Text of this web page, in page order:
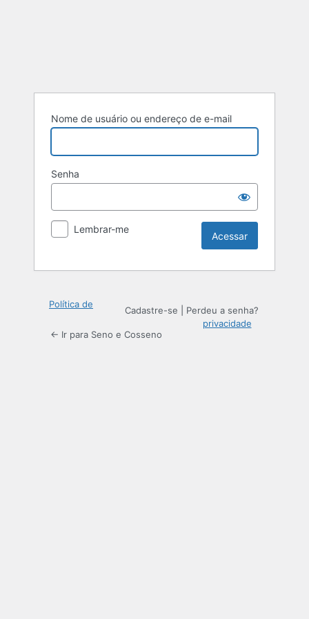
Nome de usuário ou endereço de e-mail
Senha
Lembrar-me
Cadastre-se Perdeu a senha?
← Ir para Seno e Cosseno
Política de
privacidade